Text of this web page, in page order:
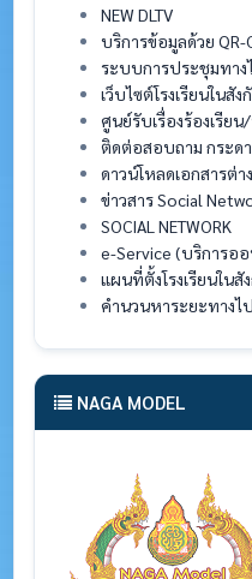
NEW DLTV
บริการข้อมูลด้วย QR-
ระบบการประชุมทาง
เว็บไซต์โรงเรียนในสัง
ศูนย์รับเรื่องร้องเรีย
ติดต่อสอบถาม กระด
ดาวน์โหลดเอกสารต่า
ข่าวสาร Social
SOCIAL NETWORK
e-Service (บริการอ
แผนที่ตั้งโรงเรียนในสั
คำนวนหาระยะทางไป
NAGA MODEL